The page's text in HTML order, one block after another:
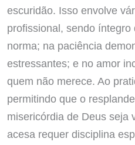
escuridão. Isso envolve
profissional, sendo
norma; na paciência
estressantes; e no amor
quem não merece. Ao
permitindo que o
misericórdia de Deus seja
acesa requer disciplina